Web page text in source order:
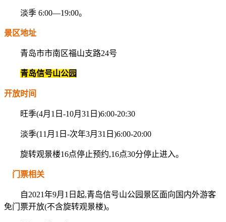
淡季 6:00—19:00。
景区地址
青岛市市南区福山支路24号
青岛信号山公园
开放时间
旺季(4月1日-10月31日)6:00-20:30
淡季(11月1日-次年3月31日)6:00-20:00
旋转观景楼16点停止预约,16点30分停止进入。
门票相关
自2021年9月1日起,青岛信号山公园景区面向国内外游客
免门票开放(不含旋转观景楼)。